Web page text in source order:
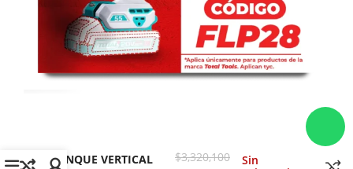
TANQUE VERTICAL
$3,320,100
Sin